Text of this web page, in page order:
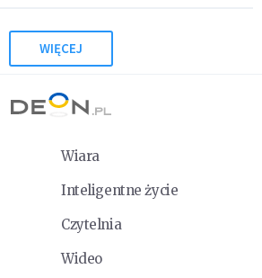
WIĘCEJ
Wiara
Inteligentne życie
Czytelnia
Wideo